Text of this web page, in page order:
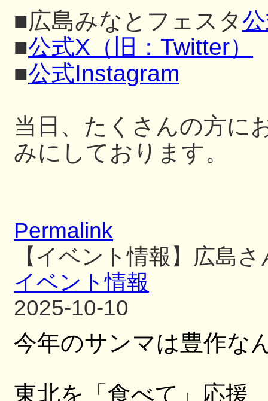
■広島みなとフェスタ
■公式X（旧：Twitter）
■公式Instagram
当日、たくさんの方に
みにしております。
Permalink
【イベント情報】広島
イベント情報
2025-10-10
今年のサンマは豊作な
東北を「食べて」応援